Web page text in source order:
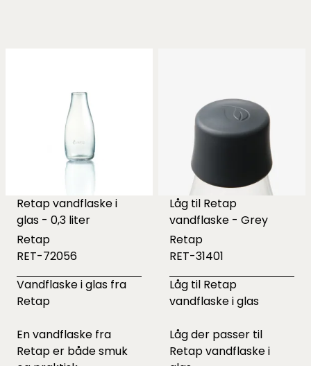
Retap vandflaske i
glas - 0,3 liter
Retap
RET-72056
Vandflaske i glas fra
Retap
En vandflaske fra
Retap er både smuk
Låg til Retap
vandflaske - Grey
Retap
RET-31401
Låg til Retap
vandflaske i glas
Låg der passer til
Retap vandflaske i